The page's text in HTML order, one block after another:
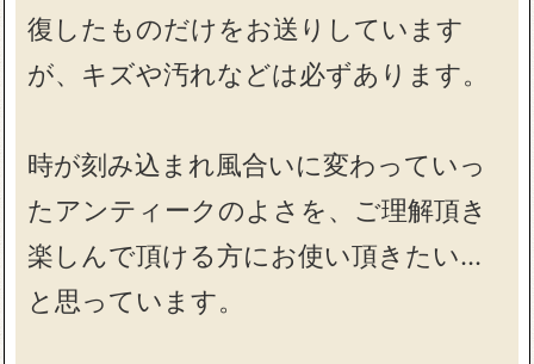
復したものだけをお送りしています
が、キズや汚れなどは必ずあります。
時が刻み込まれ風合いに変わっていっ
たアンティークのよさを、ご理解頂き
楽しんで頂ける方にお使い頂きたい…
と思っています。